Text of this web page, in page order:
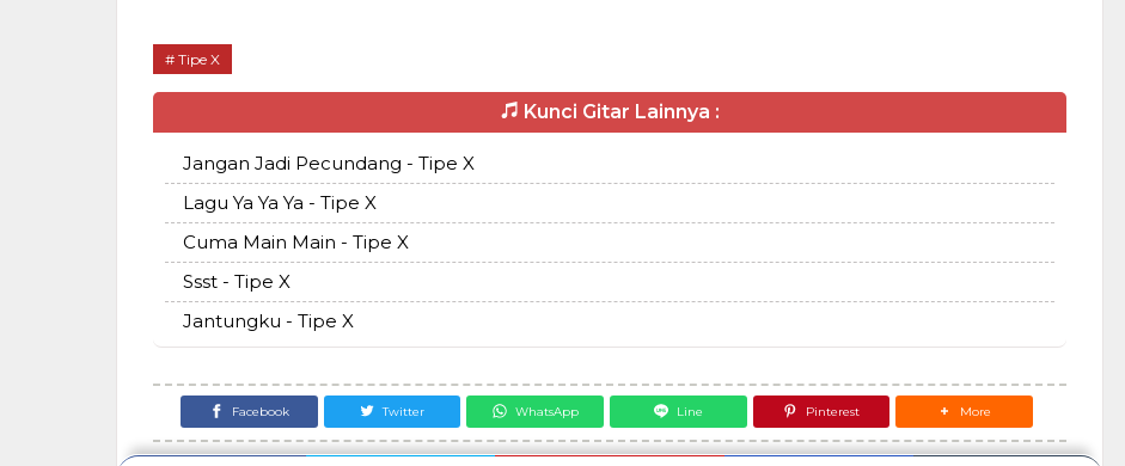
Tipe X
Kunci Gitar Lainnya :
Jangan Jadi Pecundang - Tipe X
Lagu Ya Ya Ya - Tipe X
Cuma Main Main - Tipe X
Ssst - Tipe X
Jantungku - Tipe X
Facebook Twitter WhatsApp Line Pinterest More